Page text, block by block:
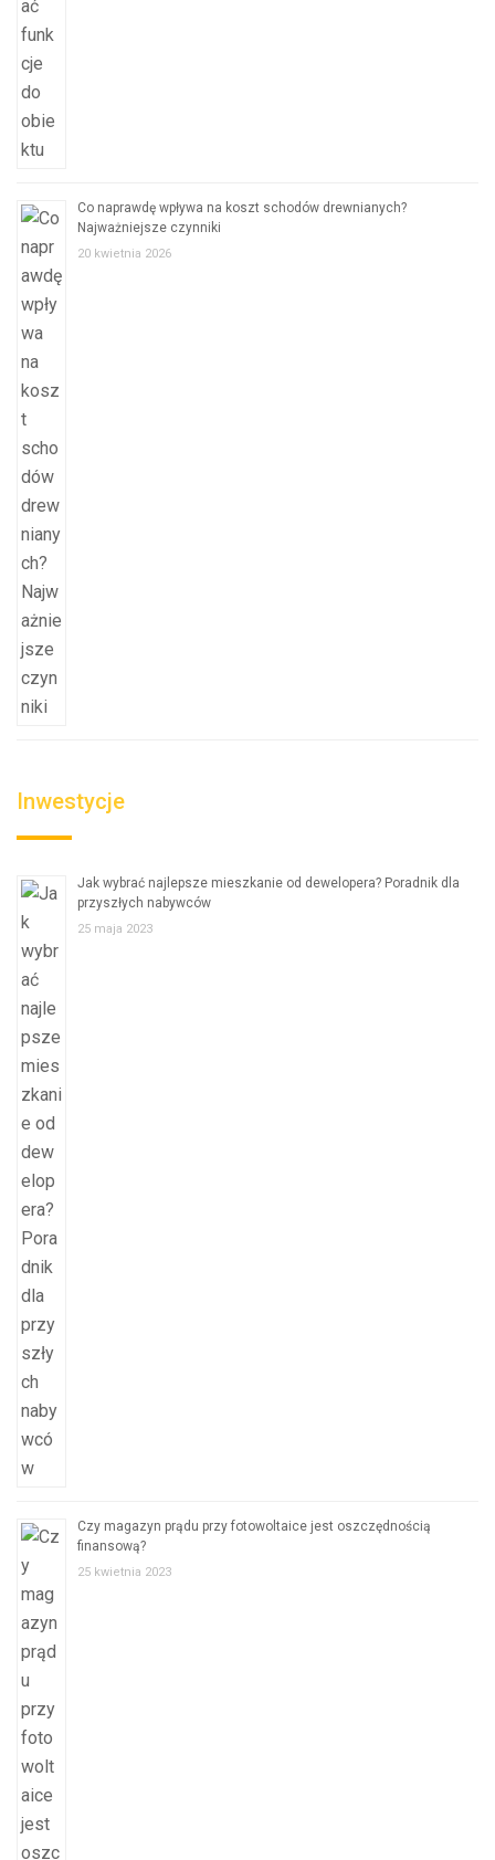
Co naprawdę wpływa na koszt schodów drewnianych?
Najważniejsze czynniki
20 kwietnia 2026
Inwestycje
Jak wybrać najlepsze mieszkanie od dewelopera? Poradnik dla
przyszłych nabywców
25 maja 2023
Czy magazyn prądu przy fotowoltaice jest oszczędnością
finansową?
25 kwietnia 2023